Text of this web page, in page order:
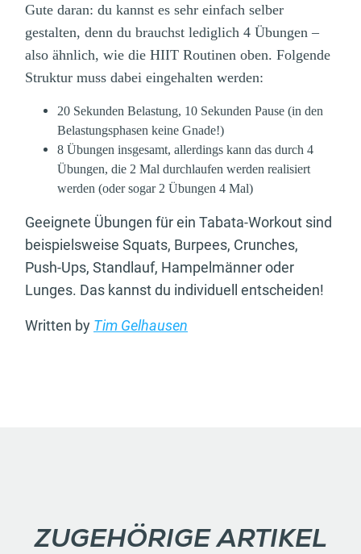
Gute daran: du kannst es sehr einfach selber
gestalten, denn du brauchst lediglich 4 Übungen –
also ähnlich, wie die HIIT Routinen oben. Folgende
Struktur muss dabei eingehalten werden:
20 Sekunden Belastung, 10 Sekunden Pause (in den
Belastungsphasen keine Gnade!)
8 Übungen insgesamt, allerdings kann das durch 4
Übungen, die 2 Mal durchlaufen werden realisiert
werden (oder sogar 2 Übungen 4 Mal)
Geeignete Übungen für ein Tabata-Workout sind
beispielsweise Squats, Burpees, Crunches,
Push-Ups, Standlauf, Hampelmänner oder
Lunges. Das kannst du individuell entscheiden!
Written by Tim Gelhausen
ZUGEHÖRIGE ARTIKEL